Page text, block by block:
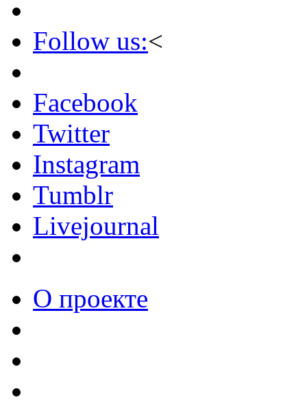
Follow us:<
Facebook
Twitter
Instagram
Tumblr
Livejournal
О проекте